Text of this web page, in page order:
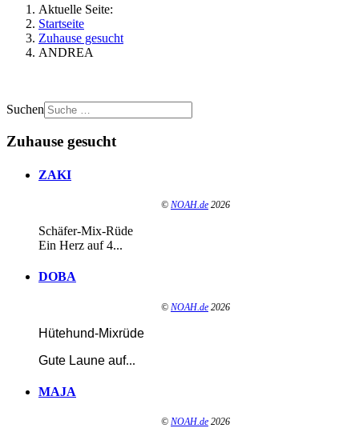
Aktuelle Seite:
Startseite
Zuhause gesucht
ANDREA
Suchen
Zuhause gesucht
ZAKI
© NOAH.de 2026
Schäfer-Mix-Rüde
Ein Herz auf 4...
DOBA
© NOAH.de 2026
Hütehund-Mixrüde
Gute Laune auf...
MAJA
© NOAH.de 2026